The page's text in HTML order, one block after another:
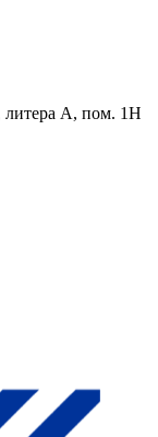
литера А, пом. 1Н